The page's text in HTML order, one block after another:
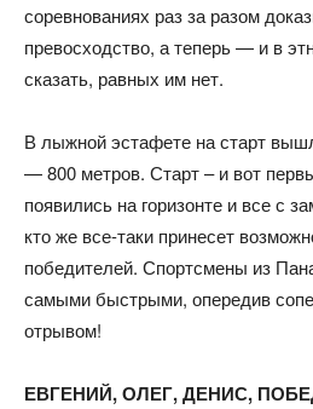
соревнованиях раз за разом
превосходство, а теперь — и в
сказать, равных им нет.
В лыжной эстафете на старт
— 800 метров. Старт – и вот
появились на горизонте и все с
кто же все-таки принесет
победителей. Спортсмены из
самыми быстрыми, опередив
отрывом!
ЕВГЕНИЙ, ОЛЕГ, ДЕНИС,